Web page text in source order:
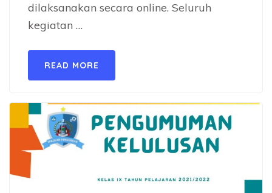
dilaksanakan secara online. Seluruh
kegiatan …
READ MORE